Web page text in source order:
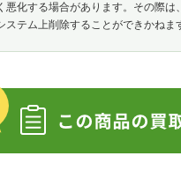
化する場合があります。その際は
テム上削除することができかねま